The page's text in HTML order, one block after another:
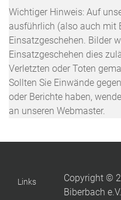
Wichtiger Hinweis: Auf
ausführlich (also auch mit
Einsatzgeschehen. Bilder
Einsatzgeschehen dies
Verletzten oder Toten
Sollten Sie Einwände
oder Berichte haben,
an unseren Webmaster.
Links
Copyright ©
Biberbach e.V.